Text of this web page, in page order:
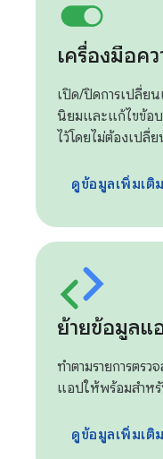
เครื่องมือค
เปิด/ปิดการเปลี่ย
นิยมและแก้ไขข้อ
ไว้โดยไม่ต้องเปลี่
ดูข้อมูลเพิ่มเติม
ย้ายข้อมูลแ
ทําตามรายการตร
แอปให้พร้อมสำห
ดูข้อมูลเพิ่มเติม